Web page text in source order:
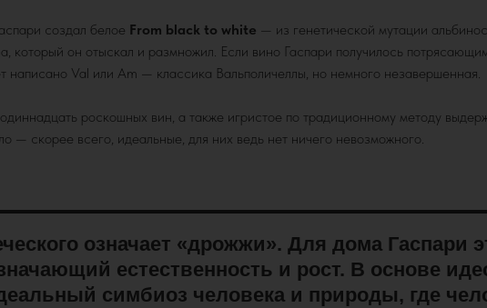
создал белое From black to white — из генетической мутации
который он отыскал и размножил. Если вино Гаспари получилось
написано Val или Am — классика Вальполичеллы, но немного незавершенная.
роскошных вин, а также игристое по традиционному методу
— скорее всего, идеальные, для них ведь нет ничего невозможного.
означает «дрожжи». Для дома Гаспари
естественность и рост. В основе
симбиоз человека и природы, где